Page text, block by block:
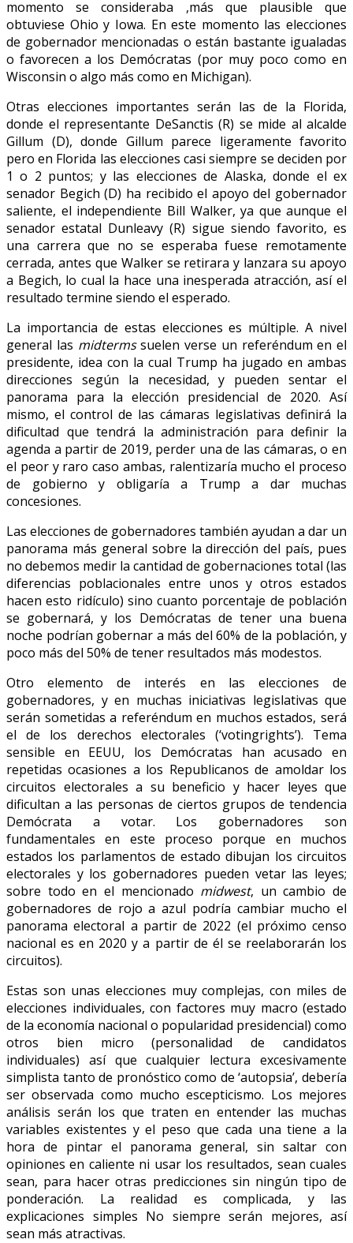
momento se consideraba ,más que plausible que
obtuviese Ohio y Iowa. En este momento las elecciones
de gobernador mencionadas o están bastante igualadas
o favorecen a los Demócratas (por muy poco como en
Wisconsin o algo más como en Michigan).
Otras elecciones importantes serán las de la Florida,
donde el representante DeSanctis (R) se mide al alcalde
Gillum (D), donde Gillum parece ligeramente favorito
pero en Florida las elecciones casi siempre se deciden por
1 o 2 puntos; y las elecciones de Alaska, donde el ex
senador Begich (D) ha recibido el apoyo del gobernador
saliente, el independiente Bill Walker, ya que aunque el
senador estatal Dunleavy (R) sigue siendo favorito, es
una carrera que no se esperaba fuese remotamente
cerrada, antes que Walker se retirara y lanzara su apoyo
a Begich, lo cual la hace una inesperada atracción, así el
resultado termine siendo el esperado.
La importancia de estas elecciones es múltiple. A nivel
general las midtermssuelen verse un referéndum en el
presidente, idea con la cual Trump ha jugado en ambas
direcciones según la necesidad, y pueden sentar el
panorama para la elección presidencial de 2020. Así
mismo, el control de las cámaras legislativas definirá la
dificultad que tendrá la administración para definir la
agenda a partir de 2019, perder una de las cámaras, o en
el peor y raro caso ambas, ralentizaría mucho el proceso
de gobierno y obligaría a Trump a dar muchas
concesiones.
Las elecciones de gobernadores también ayudan a dar un
panorama más general sobre la dirección del país, pues
no debemos medir la cantidad de gobernaciones total (las
diferencias poblacionales entre unos y otros estados
hacen esto ridículo) sino cuanto porcentaje de población
se gobernará, y los Demócratas de tener una buena
noche podrían gobernar a más del 60% de la población, y
poco más del 50% de tener resultados más modestos.
Otro elemento de interés en las elecciones de
gobernadores, y en muchas iniciativas legislativas que
serán sometidas a referéndum en muchos estados, será
el de los derechos electorales (‘votingrights’). Tema
sensible en EEUU, los Demócratas han acusado en
repetidas ocasiones a los Republicanos de amoldar los
circuitos electorales a su beneficio y hacer leyes que
dificultan a las personas de ciertos grupos de tendencia
Demócrata a votar. Los gobernadores son
fundamentales en este proceso porque en muchos
estados los parlamentos de estado dibujan los circuitos
electorales y los gobernadores pueden vetar las leyes;
sobre todo en el mencionado midwest, un cambio de
gobernadores de rojo a azul podría cambiar mucho el
panorama electoral a partir de 2022 (el próximo censo
nacional es en 2020 y a partir de él se reelaborarán los
circuitos).
Estas son unas elecciones muy complejas, con miles de
elecciones individuales, con factores muy macro (estado
de la economía nacional o popularidad presidencial) como
otros bien micro (personalidad de candidatos
individuales) así que cualquier lectura excesivamente
simplista tanto de pronóstico como de ‘autopsia’, debería
ser observada como mucho escepticismo. Los mejores
análisis serán los que traten en entender las muchas
variables existentes y el peso que cada una tiene a la
hora de pintar el panorama general, sin saltar con
opiniones en caliente ni usar los resultados, sean cuales
sean, para hacer otras predicciones sin ningún tipo de
ponderación. La realidad es complicada, y las
explicaciones simples No siempre serán mejores, así
sean más atractivas.